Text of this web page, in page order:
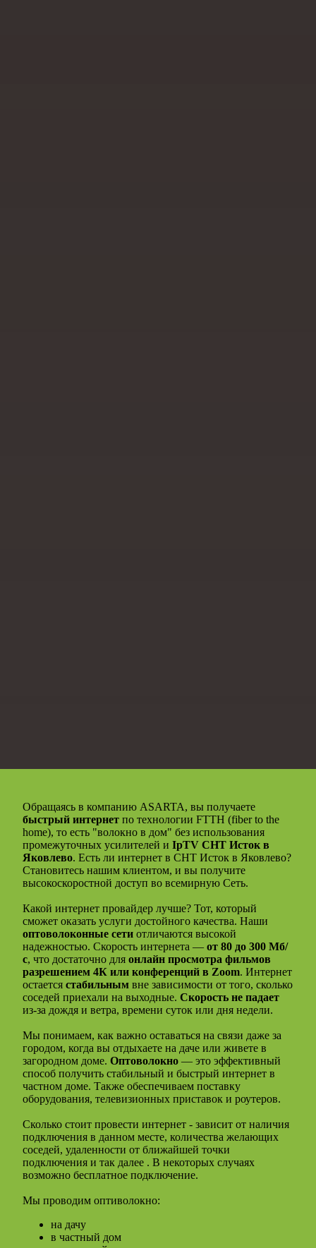
Обращаясь в компанию ASARTA, вы получаете
быстрый интернет по технологии FTTH (fiber to the
home), то есть "волокно в дом" без использования
промежуточных усилителей и IpTV СНТ Исток в
Яковлево. Есть ли интернет в СНТ Исток в Яковлево?
Становитесь нашим клиентом, и вы получите
высокоскоростной доступ во всемирную Сеть.
Какой интернет провайдер лучше? Тот, который
сможет оказать услуги достойного качества. Наши
оптоволоконные сети отличаются высокой
надежностью. Скорость интернета — от 80 до 300 Мб/
с, что достаточно для онлайн просмотра фильмов
разрешением 4К или конференций в Zoom. Интернет
остается стабильным вне зависимости от того, сколько
соседей приехали на выходные. Скорость не падает
из-за дождя и ветра, времени суток или дня недели.
Мы понимаем, как важно оставаться на связи даже за
городом, когда вы отдыхаете на даче или живете в
загородном доме. Оптоволокно — это эффективный
способ получить стабильный и быстрый интернет в
частном доме. Также обеспечиваем поставку
оборудования, телевизионных приставок и роутеров.
Сколько стоит провести интернет - зависит от наличия
подключения в данном месте, количества желающих
соседей, удаленности от ближайшей точки
подключения и так далее . В некоторых случаях
возможно бесплатное подключение.
Мы проводим оптиволокно:
на дачу
в частный дом